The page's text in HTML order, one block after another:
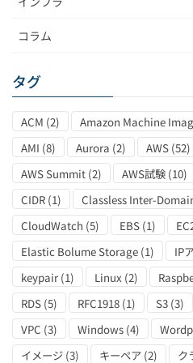
コラム
タグ
ACM (2) Amazon Machine
AMI (8) Aurora (2) AWS (52)
AWS Summit (2) AWS試験 (10)
CIDR (1) Classless Inter-
CloudWatch (5) EBS (1)
Elastic Bolume Storage (1) IP
keypair (1) Linux (2)
RDS (5) RFC1918 (1) S3 (3)
VPC (3) Windows (4)
イメージ (3) キーペア (2) ク